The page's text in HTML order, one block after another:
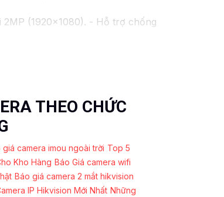
(1920x1080). - Hỗ trợ chống
cố định 3.6mm. - Tầm quan sát
chất lượng
khảo thêm thông tin chi tiết và
THEO CHỨC
camera imou ngoài trời Top 5
Kho Hàng Báo Giá camera wifi
Báo giá camera 2 mắt hikvision
IP Hikvision Mới Nhất Những